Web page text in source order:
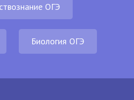
ОГЭ
Биология ОГЭ